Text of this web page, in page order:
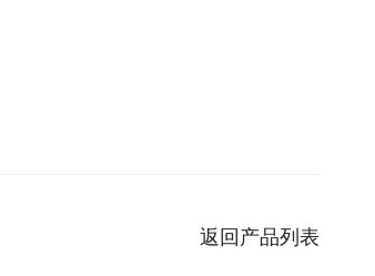
返回产品列表